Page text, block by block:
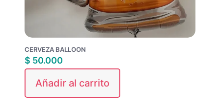
CERVEZA BALLOON
$ 50.000
Añadir al carrito